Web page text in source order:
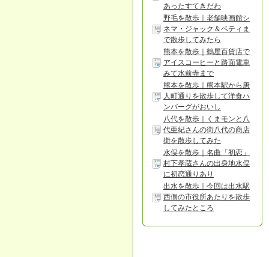
あったすてきだわ
野毛を散歩｜老舗映画館シ
ネマ・ジャック＆ベティま
で散歩してみたら
熊本を散歩｜鶴屋百貨店で
アイスコーヒーと路面電車
みて水前寺まで
熊本を散歩｜熊本駅から唐
人町通りを散歩して洋食ハ
ンバーグがおいし
八代を散歩｜くまモンと八
代亜紀さんの街八代の商店
街を散歩してみた
水俣を散歩｜名曲「初恋」
村下孝蔵さんの出身地水俣
に初恋通りあり
出水を散歩｜今回は出水駅
西側の市役所あたりを散歩
してみたところ